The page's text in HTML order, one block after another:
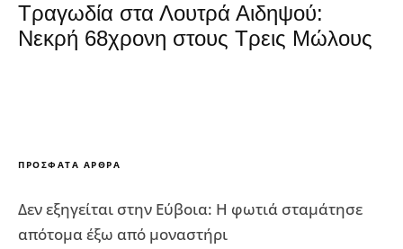
Τραγωδία στα Λουτρά Αιδηψού:
Νεκρή 68χρονη στους Τρεις Μώλους
ΠΡΌΣΦΑΤΑ ΆΡΘΡΑ
Δεν εξηγείται στην Εύβοια: Η φωτιά σταμάτησε
απότομα έξω από μοναστήρι